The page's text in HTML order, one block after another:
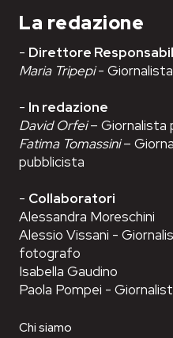
La redazione
- Direttore
Maria Tripepi-
- In redazione
David Orfei– Giornalista
Fatima Tomassini–
pubblicista
- Collaboratori
Alessandra Moreschini
Alessio Vissani -
fotografo
Isabella Gaudino
Paola Pompei -
Chi siamo